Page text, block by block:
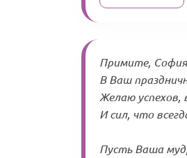
Примите,
В Ваш
Желаю
И сил, что
Пусть Ваша